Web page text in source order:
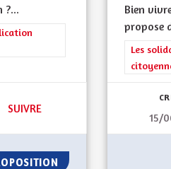
?...
les soins et les liens,
50 ABONNÉS
SUIVRE
DES LIVRES ET VOUS
Bien
propose
Filtrer
Les
15/